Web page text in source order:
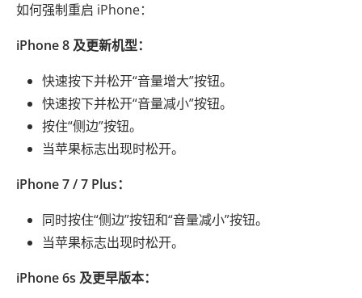
如何强制重启 iPhone：
iPhone 8 及更新机型：
快速按下并松开“音量增大”按钮。
快速按下并松开“音量减小”按钮。
按住“侧边”按钮。
当苹果标志出现时松开。
iPhone 7 / 7 Plus：
同时按住“侧边”按钮和“音量减小”按钮。
当苹果标志出现时松开。
iPhone 6s 及更早版本：